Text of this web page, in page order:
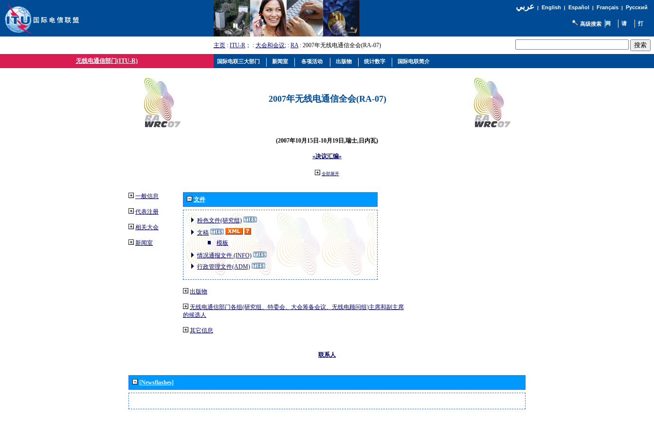
عربي| English | Español | Français| Русский
高级搜索
主页 : ITU-R ； : 大会和会议; : RA: 2007年无线电通信全会(RA-07)
无线电通信部门(ITU-R)
2007年无线电通信全会(RA-07)
(2007年10月15日-10月19日,瑞士,日内瓦)
«决议汇编»
全部展开
一般信息
代表注册
相关大会
新闻室
文件
粉色文件(研究组)
文稿
模板
情况通报文件 (INFO)
行政管理文件(ADM)
出版物
无线电通信部门各组(研究组、特委会、大会筹备会议、无线电顾问组)主席和副主席
的候选人
其它信息
联系人
[Newsflashes]
国际电联三大部门 新闻室 各项活动 出版物 统计数字 国际电联简介